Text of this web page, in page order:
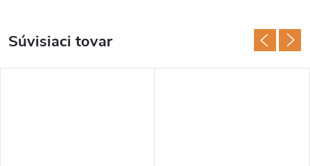
Súvisiaci tovar